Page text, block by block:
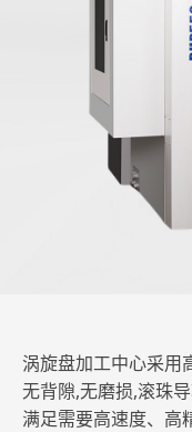
涡旋盘加工中心采用
无背隙,无磨损,滚珠
满足需要高速度、高